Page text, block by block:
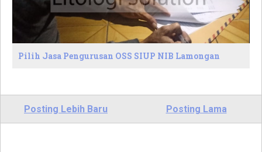
Pilih Jasa Pengurusan OSS SIUP NIB Lamongan
Posting Lebih Baru Posting Lama